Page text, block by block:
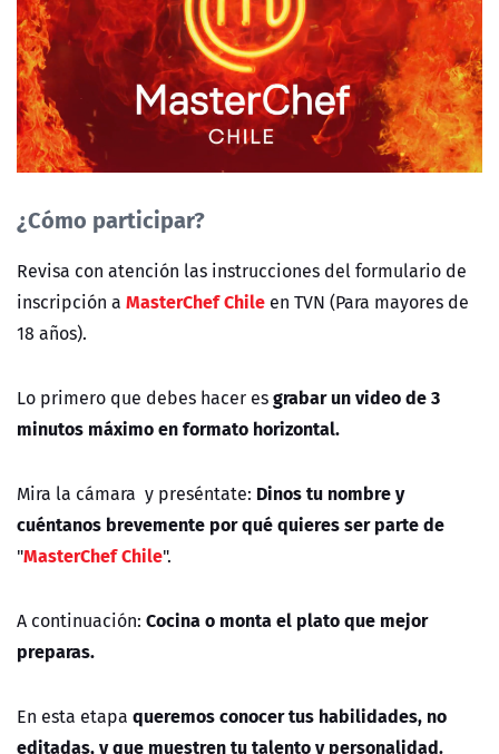
¿Cómo participar?
Revisa con atención las instrucciones del formulario de
inscripción a MasterChef Chile en TVN (Para mayores de
18 años).
Lo primero que debes hacer esgrabar un video de3
minutos máximo en formato horizontal.
Mira la cámara y preséntate: Dinos tu nombre y
cuéntanos brevemente por qué quieres ser parte de
"MasterChef Chile".
A continuación: Cocina o monta el plato que mejor
preparas.
En esta etapa queremos conocertus habilidades, no
editadas, y que muestren tu talento y personalidad.